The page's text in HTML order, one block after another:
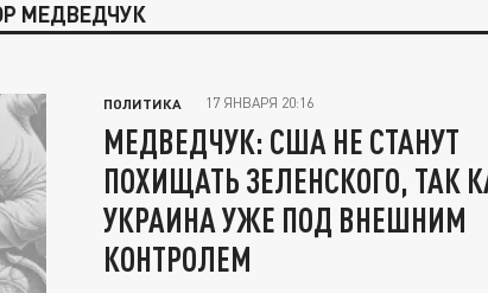
МЕДВЕДЧУК
ПОЛИТИКА 17 ЯНВАРЯ 20:16
МЕДВЕДЧУК: США НЕ СТАНУТ
ПОХИЩАТЬ ЗЕЛЕНСКОГО, ТАК
УКРАИНА УЖЕ ПОД ВНЕШНИМ
КОНТРОЛЕМ